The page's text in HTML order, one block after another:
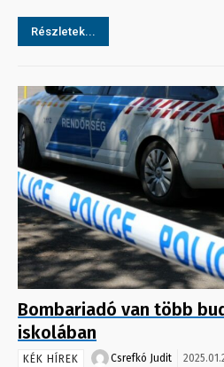
Részletek...
Bombariadó van több
iskolában
KÉK HÍREK Csrefkó Judit